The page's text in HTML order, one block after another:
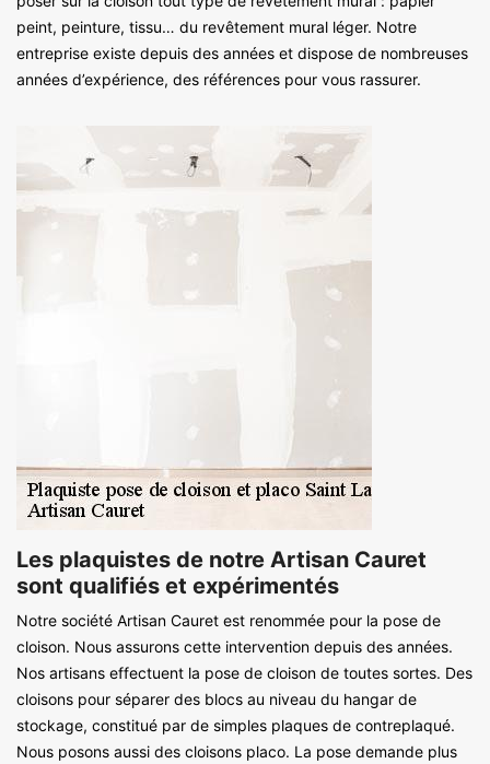
peint, peinture, tissu… du revêtement mural léger. Notre
entreprise existe depuis des années et dispose de nombreuses
années d’expérience, des références pour vous rassurer.
Les plaquistes de notre Artisan Cauret
sont qualifiés et expérimentés
Notre société Artisan Cauret est renommée pour la pose de
cloison. Nous assurons cette intervention depuis des années.
Nos artisans effectuent la pose de cloison de toutes sortes. Des
cloisons pour séparer des blocs au niveau du hangar de
stockage, constitué par de simples plaques de contreplaqué.
Nous posons aussi des cloisons placo. La pose demande plus